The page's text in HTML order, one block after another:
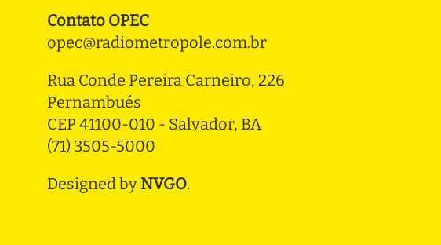
Contato OPEC
opec@radiometropole.com.br
Rua Conde Pereira Carneiro, 226
Pernambués
CEP 41100-010 - Salvador, BA
(71) 3505-5000
Designed by NVGO.